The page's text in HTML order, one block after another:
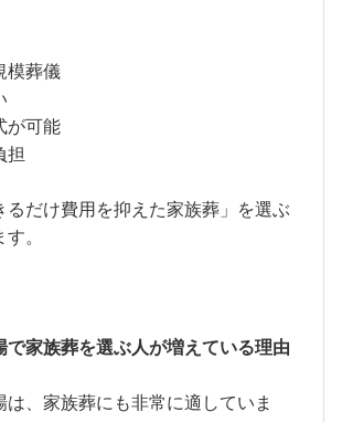
模葬儀
が可能
担
るだけ費用を抑えた家族葬」を選ぶ
。
で家族葬を選ぶ人が増えている理由
は、家族葬にも非常に適していま